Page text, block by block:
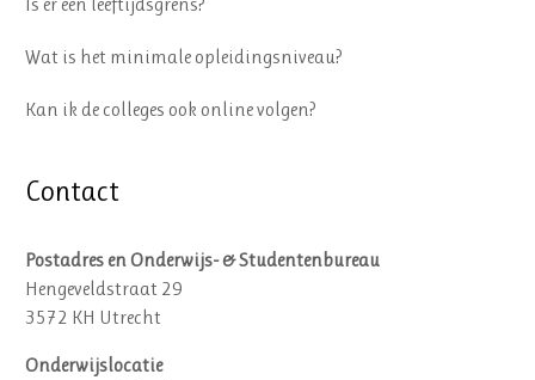
Wat is het minimale opleidingsniveau?
Kan ik de colleges ook online volgen?
Contact
Postadres en Onderwijs- & Studentenbureau
Hengeveldstraat 29
3572 KH Utrecht
Onderwijslocatie